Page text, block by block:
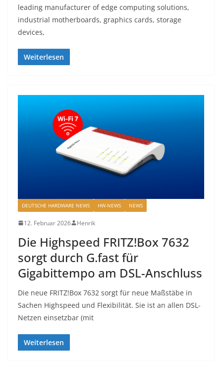
leading manufacturer of edge computing solutions,
industrial motherboards, graphics cards, storage
devices,
Weiterlesen
DEUTSCHE HARDWARE NEWS HW-NEWS NEWS
12. Februar 2026 Henrik
Die Highspeed FRITZ!Box 7632
sorgt durch G.fast für
Gigabittempo am DSL-Anschluss
Die neue FRITZ!Box 7632 sorgt für neue Maßstäbe in
Sachen Highspeed und Flexibilität. Sie ist an allen DSL-
Netzen einsetzbar (mit
Weiterlesen